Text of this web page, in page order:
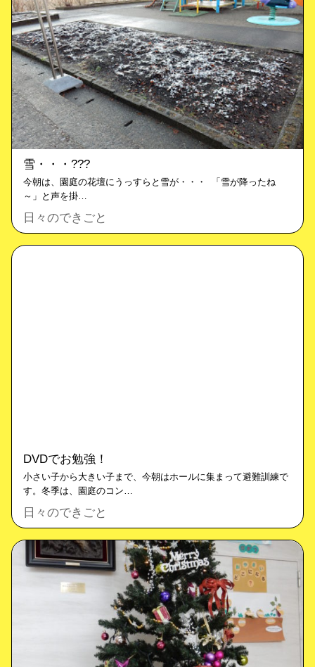
雪・・・???
今朝は、園庭の花壇にうっすらと雪が・・・ 「雪が降ったね
～」と声を掛…
日々のできごと
DVDでお勉強！
小さい子から大きい子まで、今朝はホールに集まって避難訓練で
す。冬季は、園庭のコン…
日々のできごと